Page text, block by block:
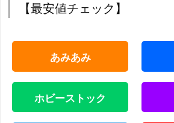
【最安値チェック】
あみあみ
ホビーストック